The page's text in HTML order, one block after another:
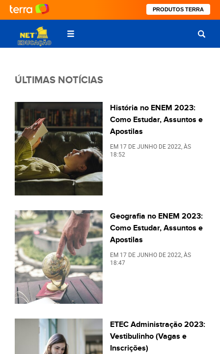
PRODUTOS TERRA
ÚLTIMAS NOTÍCIAS
História no ENEM 2023:
Como Estudar, Assuntos e
Apostilas
EM 17 DE JUNHO DE 2022 , ÀS
18:52
Geografia no ENEM 2023:
Como Estudar, Assuntos e
Apostilas
EM 17 DE JUNHO DE 2022 , ÀS
18:47
ETEC Administração 2023:
Vestibulinho (Vagas e
Inscrições)